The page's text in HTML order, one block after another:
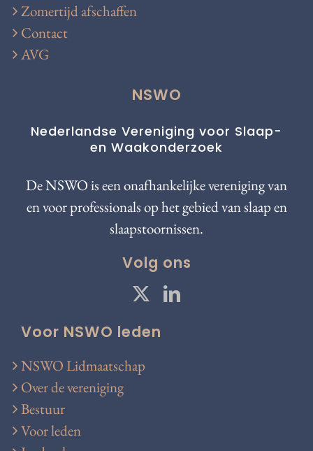
Zomertijd afschaffen
Contact
AVG
NSWO
Nederlandse Vereniging voor Slaap-
en Waakonderzoek
De NSWO is een onafhankelijke vereniging van
en voor professionals op het gebied van slaap en
slaapstoornissen.
Volg ons
Voor NSWO leden
NSWO Lidmaatschap
Over de vereniging
Bestuur
Voor leden